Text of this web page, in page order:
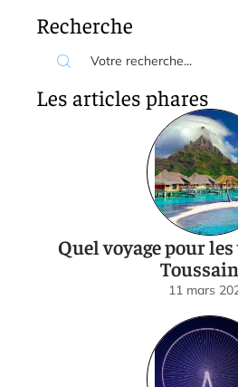
Recherche
Les articles phares
Quel voyage pour
11 mars